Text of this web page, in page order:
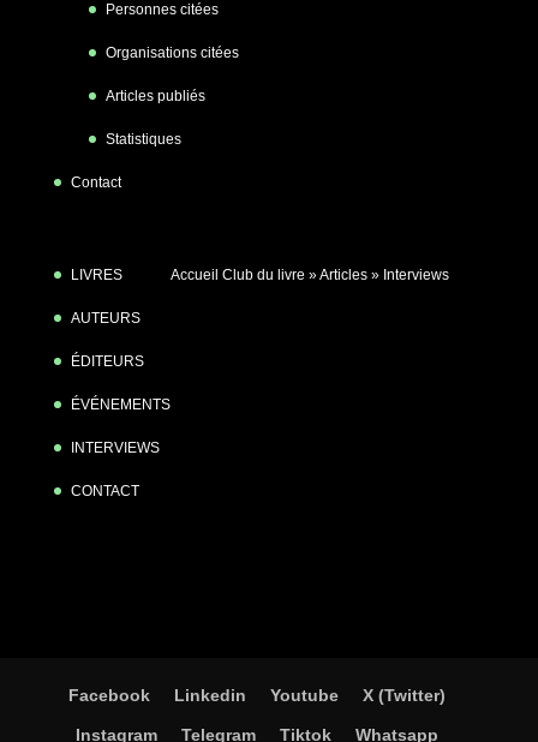
Personnes citées
Organisations citées
Articles publiés
Statistiques
Contact
LIVRES
AUTEURS
ÉDITEURS
ÉVÉNEMENTS
INTERVIEWS
CONTACT
Accueil Club du livre »Articles» Interviews
Facebook Linkedin Youtube X (Twitter)
Instagram Telegram Tiktok Whatsapp